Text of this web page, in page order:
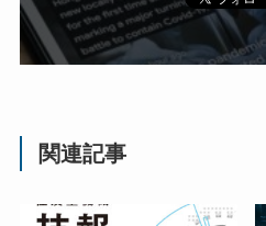
関連記事